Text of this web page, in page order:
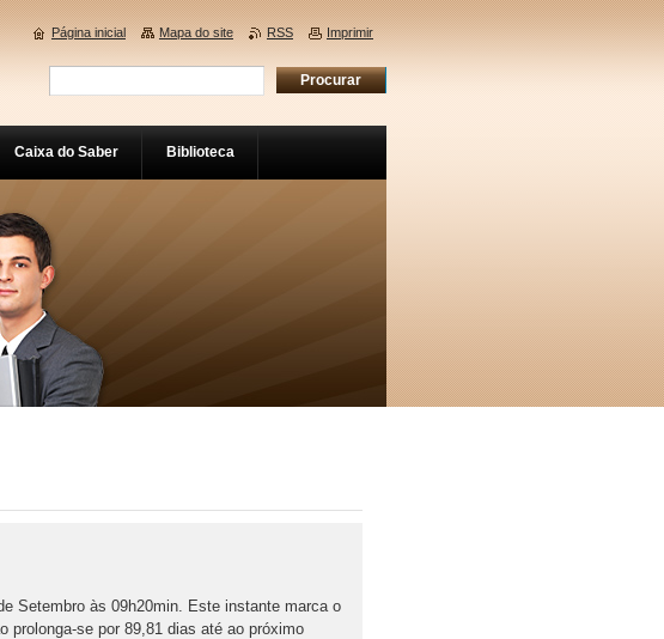
Setembro às 09h20min. Este instante marca o
prolonga-se por 89,81 dias até ao próximo
Caixa do Saber Biblioteca
Página inicial Mapa do site RSS Imprimir